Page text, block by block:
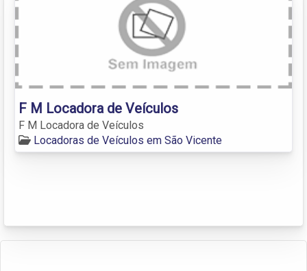
F M Locadora de Veículos
F M Locadora de Veículos
Locadoras de Veículos em São Vicente